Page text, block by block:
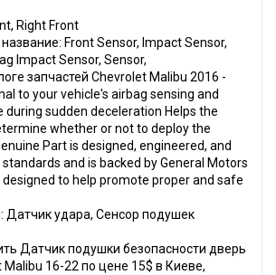
Right Front
Front Sensor, Impact Sensor,
Impact Sensor, Sensor,
запчастей Chevrolet Malibu 2016 -
to your vehicle's airbag sensing and
during sudden deceleration Helps the
whether or not to deploy the
Part is designed, engineered, and
and is backed by General Motors
designed to help promote proper and safe
Датчик удара, Сенсор подушек
Датчик подушки безопасности дверь
16-22 по цене 15$ в Киеве,